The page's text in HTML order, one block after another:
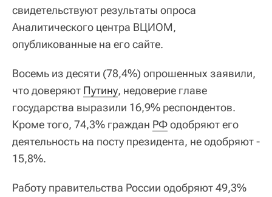
свидетельствуют результаты опроса
Аналитического центра ВЦИОМ,
опубликованные на его сайте.
Восемь из десяти (78,4%) опрошенных заявили,
что доверяют Путину, недоверие главе
государства выразили 16,9% респондентов.
Кроме того, 74,3% граждан РФодобряют его
деятельность на посту президента, не одобряют -
15,8%.
Работу правительства России одобряют 49,3%